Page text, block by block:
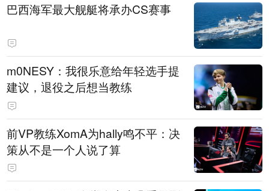
巴西海军最大舰艇将承办CS赛事
m0NESY：我很乐意给年轻选手提
建议，退役之后想当教练
前VP教练XomA为hally鸣不平：决
策从不是一个人说了算